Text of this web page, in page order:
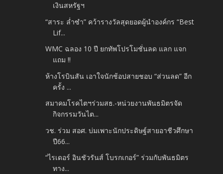
เงินสหรัฐฯ
“สาระ ล่ำซำ” คว้ารางวัลสุดยอดผู้นำองค์กร “Best
Lif...
WMC ฉลอง 10 ปี ยกทัพโปรโมชั่นลด แลก แจก
แถม !!
ห้างโรบินสัน เอาใจนักช้อปสายชอบ “ส่วนลด” อีก
ครั้ง ...
สมาคมโรคไตฯร่วมสธ.-หน่วยงานพันธมิตรจัด
กิจกรรมวันไต...
วช. ร่วม สอศ. บ่มเพาะนักประดิษฐ์สายอาชีวศึกษา
ปี66...
“ไรเดอร์ อินชัวรันส์ โบรกเกอร์” ร่วมกับพันธมิตร
ทาง...